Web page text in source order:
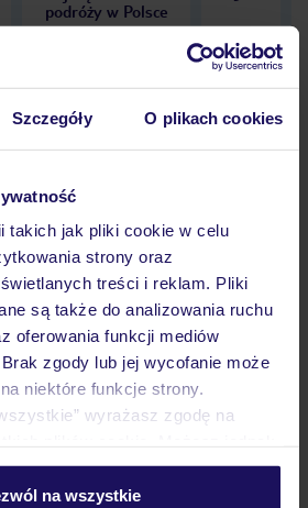
Szczegóły O plikach cookies
takich jak pliki cookie w celu
strony oraz
treści i reklam. Pliki
są także do analizowania ruchu
oferowania funkcji mediów
zgody lub jej wycofanie może
niektóre funkcje strony.
wyrażasz zgodę na
wchodząc w zakładkę
na wszystkie
podróży w Polsce